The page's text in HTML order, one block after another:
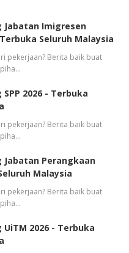
Jabatan Imigresen
Seluruh Malaysia
pekerjaan? Berita baik buat
2026 - Terbuka
pekerjaan? Berita baik buat
Jabatan Perangkaan
Malaysia
pekerjaan? Berita baik buat
UiTM 2026 - Terbuka